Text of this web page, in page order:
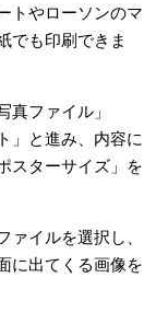
トやローソンのマ
でも印刷できま
ファイル」
」と進み、内容に
スターサイズ」を
イルを選択し、
に出てくる画像を